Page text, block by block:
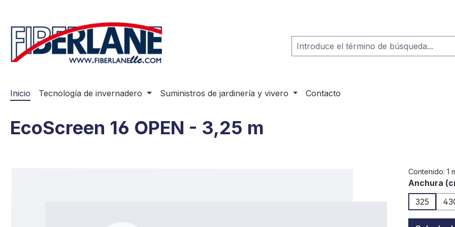
Inicio Tecnología de invernadero Suministros de jardinería y vivero Contacto
EcoScreen 16 OPEN - 3,25 m
Contenido: 1
Seleccione
Anchura
325